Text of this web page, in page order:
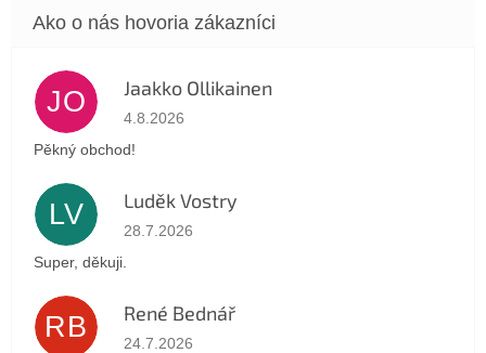
JO Jaakko Ollikainen
Hodnotenie obchodu je 5 z 5 hviezdičiek.
4.8.2026
Pěkný obchod!
LV Luděk Vostry
Hodnotenie obchodu je 5 z 5 hviezdičiek.
28.7.2026
Super, děkuji.
RB René Bednář
Hodnotenie obchodu je 5 z 5 hviezdičiek.
24.7.2026